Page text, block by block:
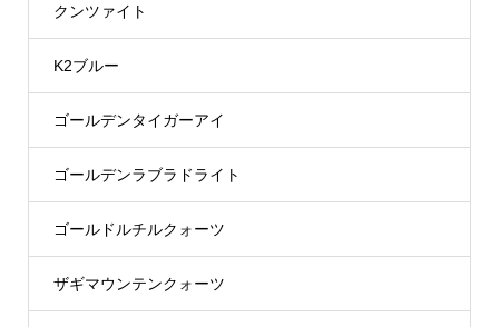
クンツァイト
K2ブルー
ゴールデンタイガーアイ
ゴールデンラブラドライト
ゴールドルチルクォーツ
ザギマウンテンクォーツ